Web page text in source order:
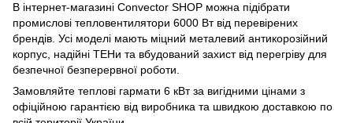
В інтернет-магазині Convector SHOP можна підібрати
промислові тепловентилятори 6000 Вт від перевірених
брендів. Усі моделі мають міцний металевий антикорозійний
корпус, надійні ТЕНи та вбудований захист від перегріву для
безпечної безперервної роботи.
Замовляйте теплові гармати 6 кВт за вигідними цінами з
офіційною гарантією від виробника та швидкою доставкою по